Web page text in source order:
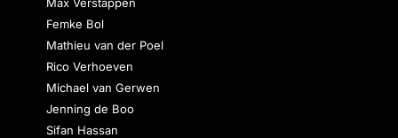
Femke Bol
Mathieu van der Poel
Rico Verhoeven
Michael van Gerwen
Jenning de Boo
Sifan Hassan